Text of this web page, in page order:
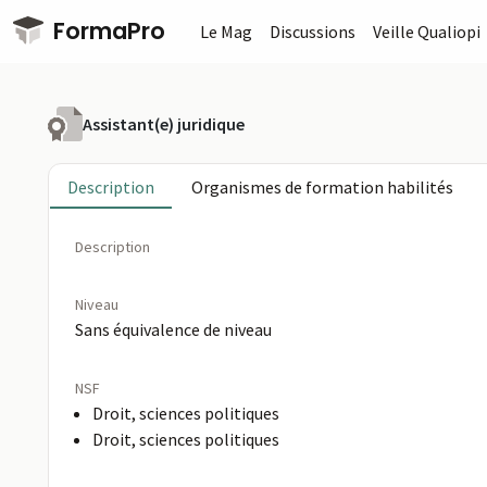
Passer au contenu principal
FormaPro Le Mag Discussions Veille Qualiopi
Assistant(e) juridique
Description Organismes de formation habilités
Description
Niveau
Sans équivalence de niveau
NSF
Droit, sciences politiques
Droit, sciences politiques